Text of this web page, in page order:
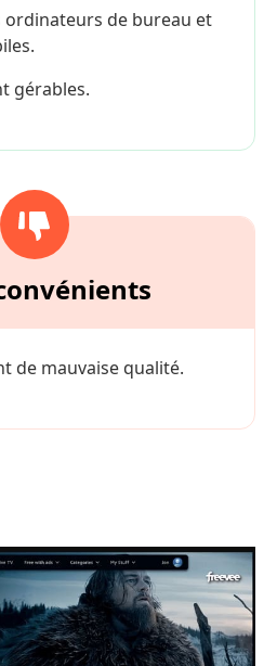
ordinateurs de bureau et
gérables.
de mauvaise qualité.